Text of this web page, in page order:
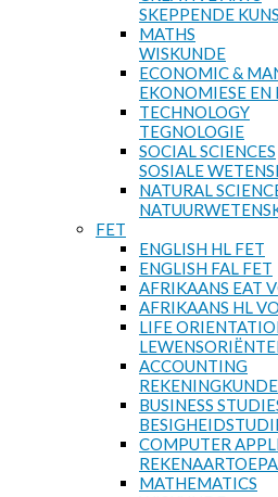
SKEPPENDE
MATHS
WISKUNDE
ECONOMIC &
EKONOMIESE EN
TECHNOLOGY
TEGNOLOGIE
SOCIAL SCIENCES
SOSIALE
NATURAL
FET
ENGLISH HL FET
ENGLISH FAL FET
AFRIKAANS EAT
AFRIKAANS HL
LIFE
ACCOUNTING
REKENINGKUNDE
BUSINESS
COMPUTER
MATHEMATICS